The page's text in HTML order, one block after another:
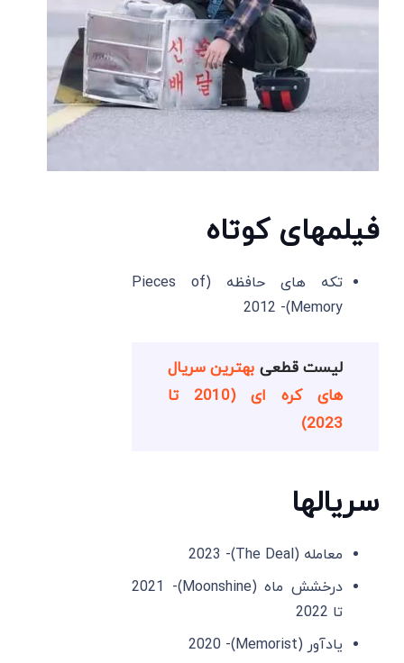
فیلمهای کوتاه
تکه های حافظه (Pieces of
Memory)- 2012
لیست قطعی بهترین سریال
های کره ای (2010 تا
2023)
سریالها
معامله (The Deal)- 2023
درخشش ماه (Moonshine)- 2021
تا 2022
یادآور (Memorist)- 2020